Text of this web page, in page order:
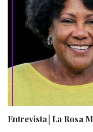
Entrevista│La Rosa